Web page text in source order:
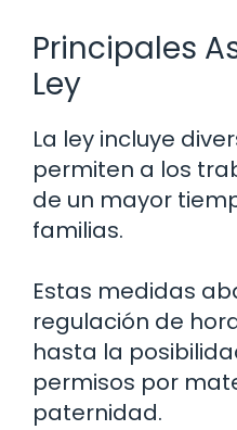
Principales
Ley
La ley incluye
permiten a los
de un mayor
familias.
Estas medidas
regulación de
hasta la
permisos por
paternidad.